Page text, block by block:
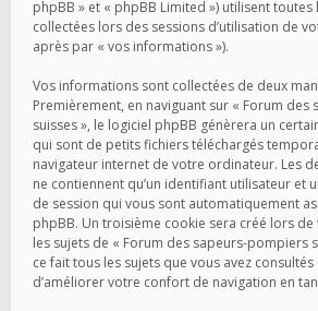
phpBB » et « phpBB Limited ») utilisent
collectées lors des sessions d’utilisation de
après par « vos informations »).
Vos informations sont collectées de deux
Premièrement, en naviguant sur « Forum
suisses », le logiciel phpBB génèrera un
qui sont de petits fichiers téléchargés
navigateur internet de votre ordinateur. Les
ne contiennent qu’un identifiant utilisateur et
de session qui vous sont automatiquement
phpBB. Un troisième cookie sera créé lors
les sujets de « Forum des sapeurs-pompiers
ce fait tous les sujets que vous avez
d’améliorer votre confort de navigation en